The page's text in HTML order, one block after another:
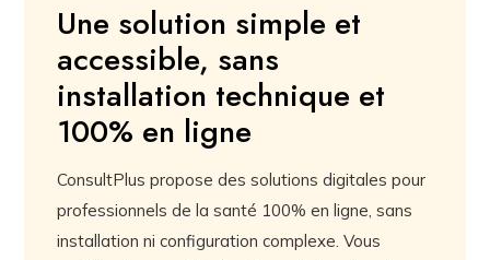
Une solution simple et
accessible, sans
installation technique et
100% en ligne
ConsultPlus propose des solutions digitales pour
professionnels de la santé 100% en ligne, sans
installation ni configuration complexe. Vous